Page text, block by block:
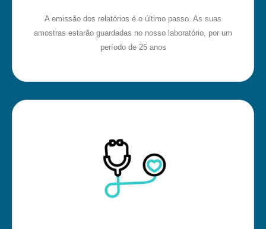
A emissão dos relatórios é o último passo. As suas
amostras estarão guardadas no nosso laboratório, por um
período de 25 anos